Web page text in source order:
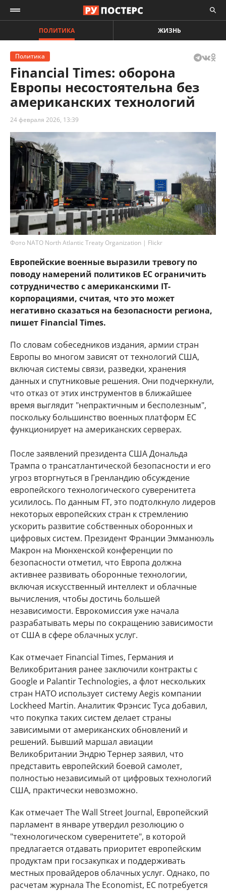
ПОЛИТИКА ЖИЗНЬ
Политика
Financial Times: оборона
Европы несостоятельна без
американских технологий
24 февраля 2026, 13:39
Фото NATO North Atlantic Treaty Organization | Flickr
Европейские военные выразили тревогу по
поводу намерений политиков ЕС ограничить
сотрудничество с американскими IT-
корпорациями, считая, что это может
негативно сказаться на безопасности региона,
пишет Financial Times.
По словам собеседников издания, армии стран
Европы во многом зависят от технологий США,
включая системы связи, разведки, хранения
данных и спутниковые решения. Они подчеркнули,
что отказ от этих инструментов в ближайшее
время выглядит "непрактичным и бесполезным",
поскольку большинство военных платформ ЕС
функционирует на американских серверах.
После заявлений президента США Дональда
Трампа о трансатлантической безопасности и его
угроз вторгнуться в Гренландию обсуждение
европейского технологического суверенитета
усилилось. По данным FT, это подтолкнуло лидеров
некоторых европейских стран к стремлению
ускорить развитие собственных оборонных и
цифровых систем. Президент Франции Эмманюэль
Макрон на Мюнхенской конференции по
безопасности отметил, что Европа должна
активнее развивать оборонные технологии,
включая искусственный интеллект и облачные
вычисления, чтобы достичь большей
независимости. Еврокомиссия уже начала
разрабатывать меры по сокращению зависимости
от США в сфере облачных услуг.
Как отмечает Financial Times, Германия и
Великобритания ранее заключили контракты с
Google и Palantir Technologies, а флот нескольких
стран НАТО использует систему Aegis компании
Lockheed Martin. Аналитик Фрэнсис Туса добавил,
что покупка таких систем делает страны
зависимыми от американских обновлений и
решений. Бывший маршал авиации
Великобритании Эндрю Тернер заявил, что
представить европейский боевой самолет,
полностью независимый от цифровых технологий
США, практически невозможно.
Как отмечает The Wall Street Journal, Европейский
парламент в январе утвердил резолюцию о
"технологическом суверенитете", в которой
предлагается отдавать приоритет европейским
продуктам при госзакупках и поддерживать
местных провайдеров облачных услуг. Однако, по
расчетам журнала The Economist, ЕС потребуется